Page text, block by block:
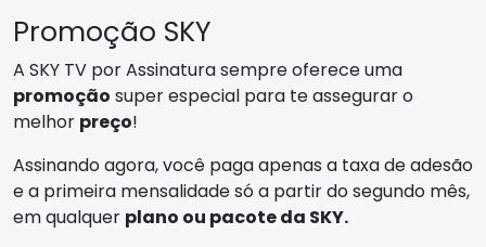
Promoção SKY
A SKY TV por Assinatura sempre oferece uma
promoção super especial para te assegurar o
melhor preço!
Assinando agora, você paga apenas a taxa de adesão
e a primeira mensalidade só a partir do segundo mês,
em qualquer plano ou pacote da SKY.